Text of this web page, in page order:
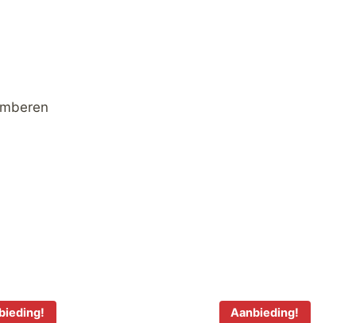
Aanbieding!